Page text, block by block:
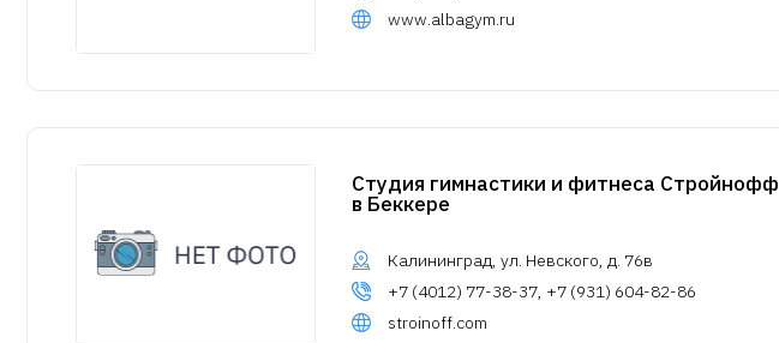
www.albagym.ru
Студия гимнастики и фитнеса Стройнофф
в Беккере
Калининград, ул. Невского, д. 76в
+7 (4012) 77-38-37, +7 (931) 604-82-86
stroinoff.com